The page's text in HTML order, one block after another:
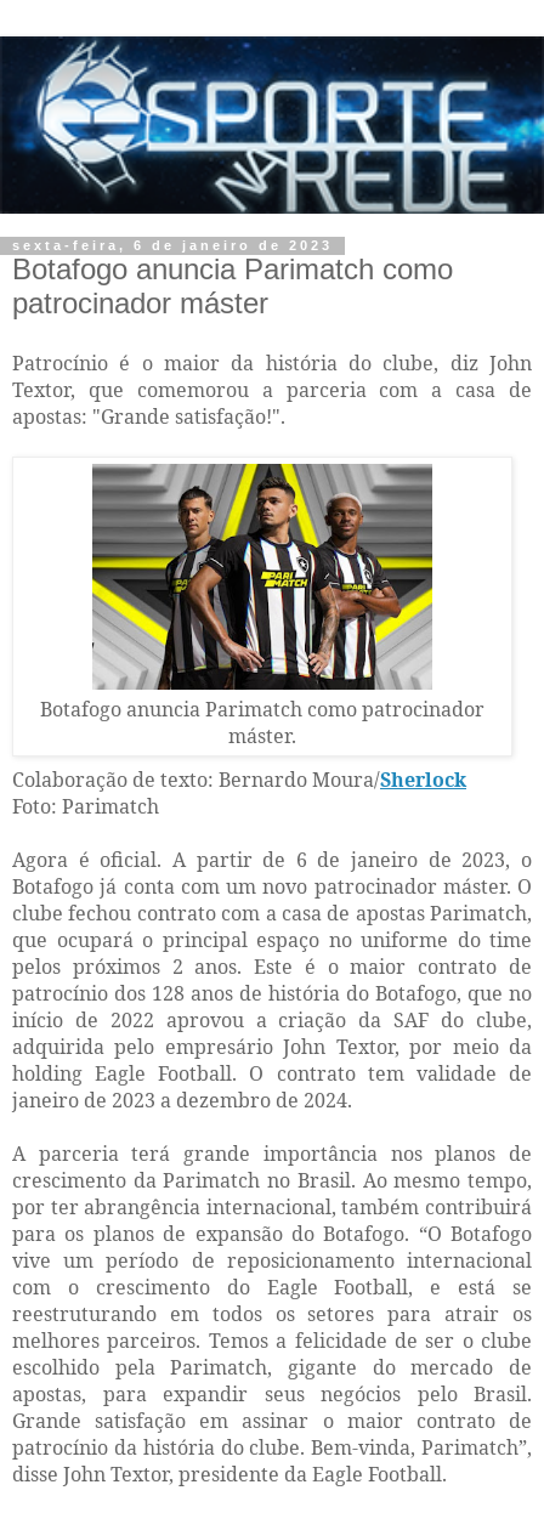
sexta-feira, 6 de janeiro de 2023
Botafogo anuncia Parimatch como
patrocinador máster
Patrocínio é o maior da história do clube, diz John
Textor, que comemorou a parceria com a casa de
apostas: "Grande satisfação!".
Botafogo anuncia Parimatch como patrocinador
máster.
Colaboração de texto: Bernardo Moura/Sherlock
Foto: Parimatch
Agora é oficial. A partir de 6 de janeiro de 2023, o
Botafogo já conta com um novo patrocinador máster. O
clube fechou contrato com a casa de apostas Parimatch,
que ocupará o principal espaço no uniforme do time
pelos próximos 2 anos. Este é o maior contrato de
patrocínio dos 128 anos de história do Botafogo, que no
início de 2022 aprovou a criação da SAF do clube,
adquirida pelo empresário John Textor, por meio da
holding Eagle Football. O contrato tem validade de
janeiro de 2023 a dezembro de 2024.
A parceria terá grande importância nos planos de
crescimento da Parimatch no Brasil. Ao mesmo tempo,
por ter abrangência internacional, também contribuirá
para os planos de expansão do Botafogo. “O Botafogo
vive um período de reposicionamento internacional
com o crescimento do Eagle Football, e está se
reestruturando em todos os setores para atrair os
melhores parceiros. Temos a felicidade de ser o clube
escolhido pela Parimatch, gigante do mercado de
apostas, para expandir seus negócios pelo Brasil.
Grande satisfação em assinar o maior contrato de
patrocínio da história do clube. Bem-vinda, Parimatch”,
disse John Textor, presidente da Eagle Football.